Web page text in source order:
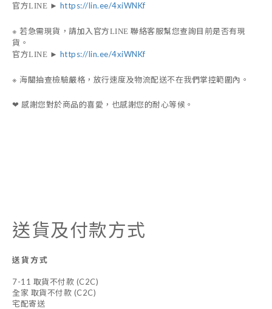
官方LINE ► https://lin.ee/4xiWNKf
※ 若急需現貨，請加入官方LINE 聯絡客服幫您查詢目前是否有現
貨。
官方LINE ► https://lin.ee/4xiWNKf
※ 海關抽查檢驗嚴格，放行速度及物流配送不在我們掌控範圍內。
❤︎ 感謝您對於商品的喜愛，也感謝您的耐心等候。
送貨及付款方式
送貨方式
7-11 取貨不付款 (C2C)
全家 取貨不付款 (C2C)
宅配寄送